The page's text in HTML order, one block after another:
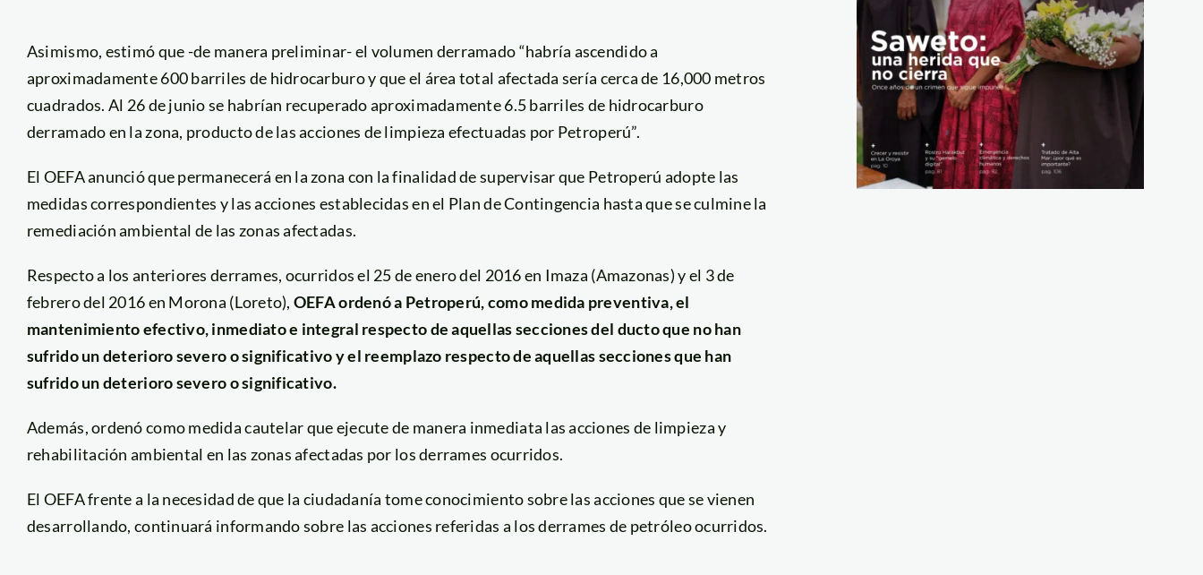
Asimismo, estimó que -de manera preliminar- el volumen derramado “habría ascendido a
aproximadamente 600 barriles de hidrocarburo y que el área total afectada sería cerca de 16,000 metros
cuadrados. Al 26 de junio se habrían recuperado aproximadamente 6.5 barriles de hidrocarburo
derramado en la zona, producto de las acciones de limpieza efectuadas por Petroperú”.
El OEFA anunció que permanecerá en la zona con la finalidad de supervisar que Petroperú adopte las
medidas correspondientes y las acciones establecidas en el Plan de Contingencia hasta que se culmine la
remediación ambiental de las zonas afectadas.
Respecto a los anteriores derrames, ocurridos el 25 de enero del 2016 en Imaza (Amazonas) y el 3 de
febrero del 2016 en Morona (Loreto), OEFA ordenó a Petroperú, como medida preventiva, el
mantenimiento efectivo, inmediato e integral respecto de aquellas secciones del ducto que no han
sufrido un deterioro severo o significativo y el reemplazo respecto de aquellas secciones que han
sufrido un deterioro severo o significativo.
Además, ordenó como medida cautelar que ejecute de manera inmediata las acciones de limpieza y
rehabilitación ambiental en las zonas afectadas por los derrames ocurridos.
El OEFA frente a la necesidad de que la ciudadanía tome conocimiento sobre las acciones que se vienen
desarrollando, continuará informando sobre las acciones referidas a los derrames de petróleo ocurridos.